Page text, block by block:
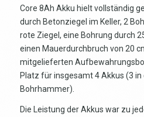
Core 8Ah Akku hielt vollständig
durch Betonziegel im Keller, 2
rote Ziegel, eine Bohrung durch
einen Mauerdurchbruch von 20
mitgelieferten
Platz für insgesamt 4 Akkus (3 in
Bohrhammer).
Die Leistung der Akkus war zu